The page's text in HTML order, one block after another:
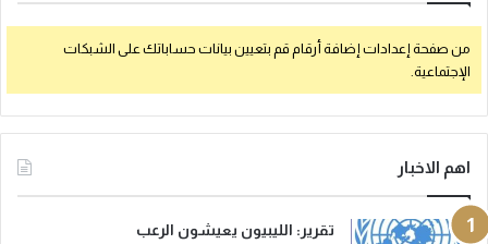
ن
:
من صفحة إعدادات إضافة أرقام قم بتعيين بيانات حساباتك على الشبكات
الإجتماعية.
اهم الاخبار
تقرير: الليبيون يعيشون الرعب